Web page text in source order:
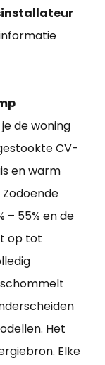
de woning
CV-
en warm
– 55% en de
op tot
Het
Elke